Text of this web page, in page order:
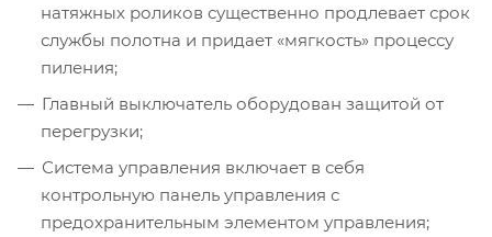
натяжных роликов существенно продлевает срок
службы полотна и придает «мягкость» процессу
пиления;
Главный выключатель оборудован защитой от
перегрузки;
Система управления включает в себя
контрольную панель управления с
предохранительным элементом управления;